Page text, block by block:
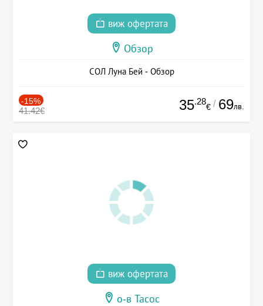
виж офертата
Обзор
СОЛ Луна Бей - Обзор
-15%
41.42€ 35.28
€ / 69лв.
виж офертата
о-в Тасос